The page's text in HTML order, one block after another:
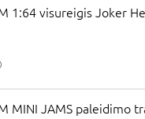
1:64 visureigis Joker
MINI JAMS paleidimo